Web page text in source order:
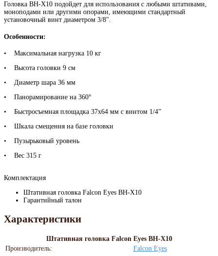
Головка BH-X10 подойдет для использования с любыми штативами,
моноподами или другими опорами, имеющими стандартный
установочный винт диаметром 3/8".
Особенности:
• Максимальная нагрузка 10 кг
• Высота головки 9 см
• Диаметр шара 36 мм
• Панорамирование на 360°
• Быстросъемная площадка 37х64 мм с винтом 1/4”
• Шкала смещения на базе головки
• Пузырьковый уровень
• Вес 315 г
Комплектация
Штативная головка Falcon Eyes BH-X10
Гарантийный талон
Характеристики
Штативная головка Falcon Eyes BH-X10
Производитель:
Falcon Eyes